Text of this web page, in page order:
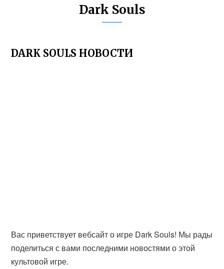
Dark Souls
DARK SOULS НОВОСТИ
Вас приветствует вебсайт о игре Dark Souls! Мы рады
поделиться с вами последними новостями о этой
культовой игре.